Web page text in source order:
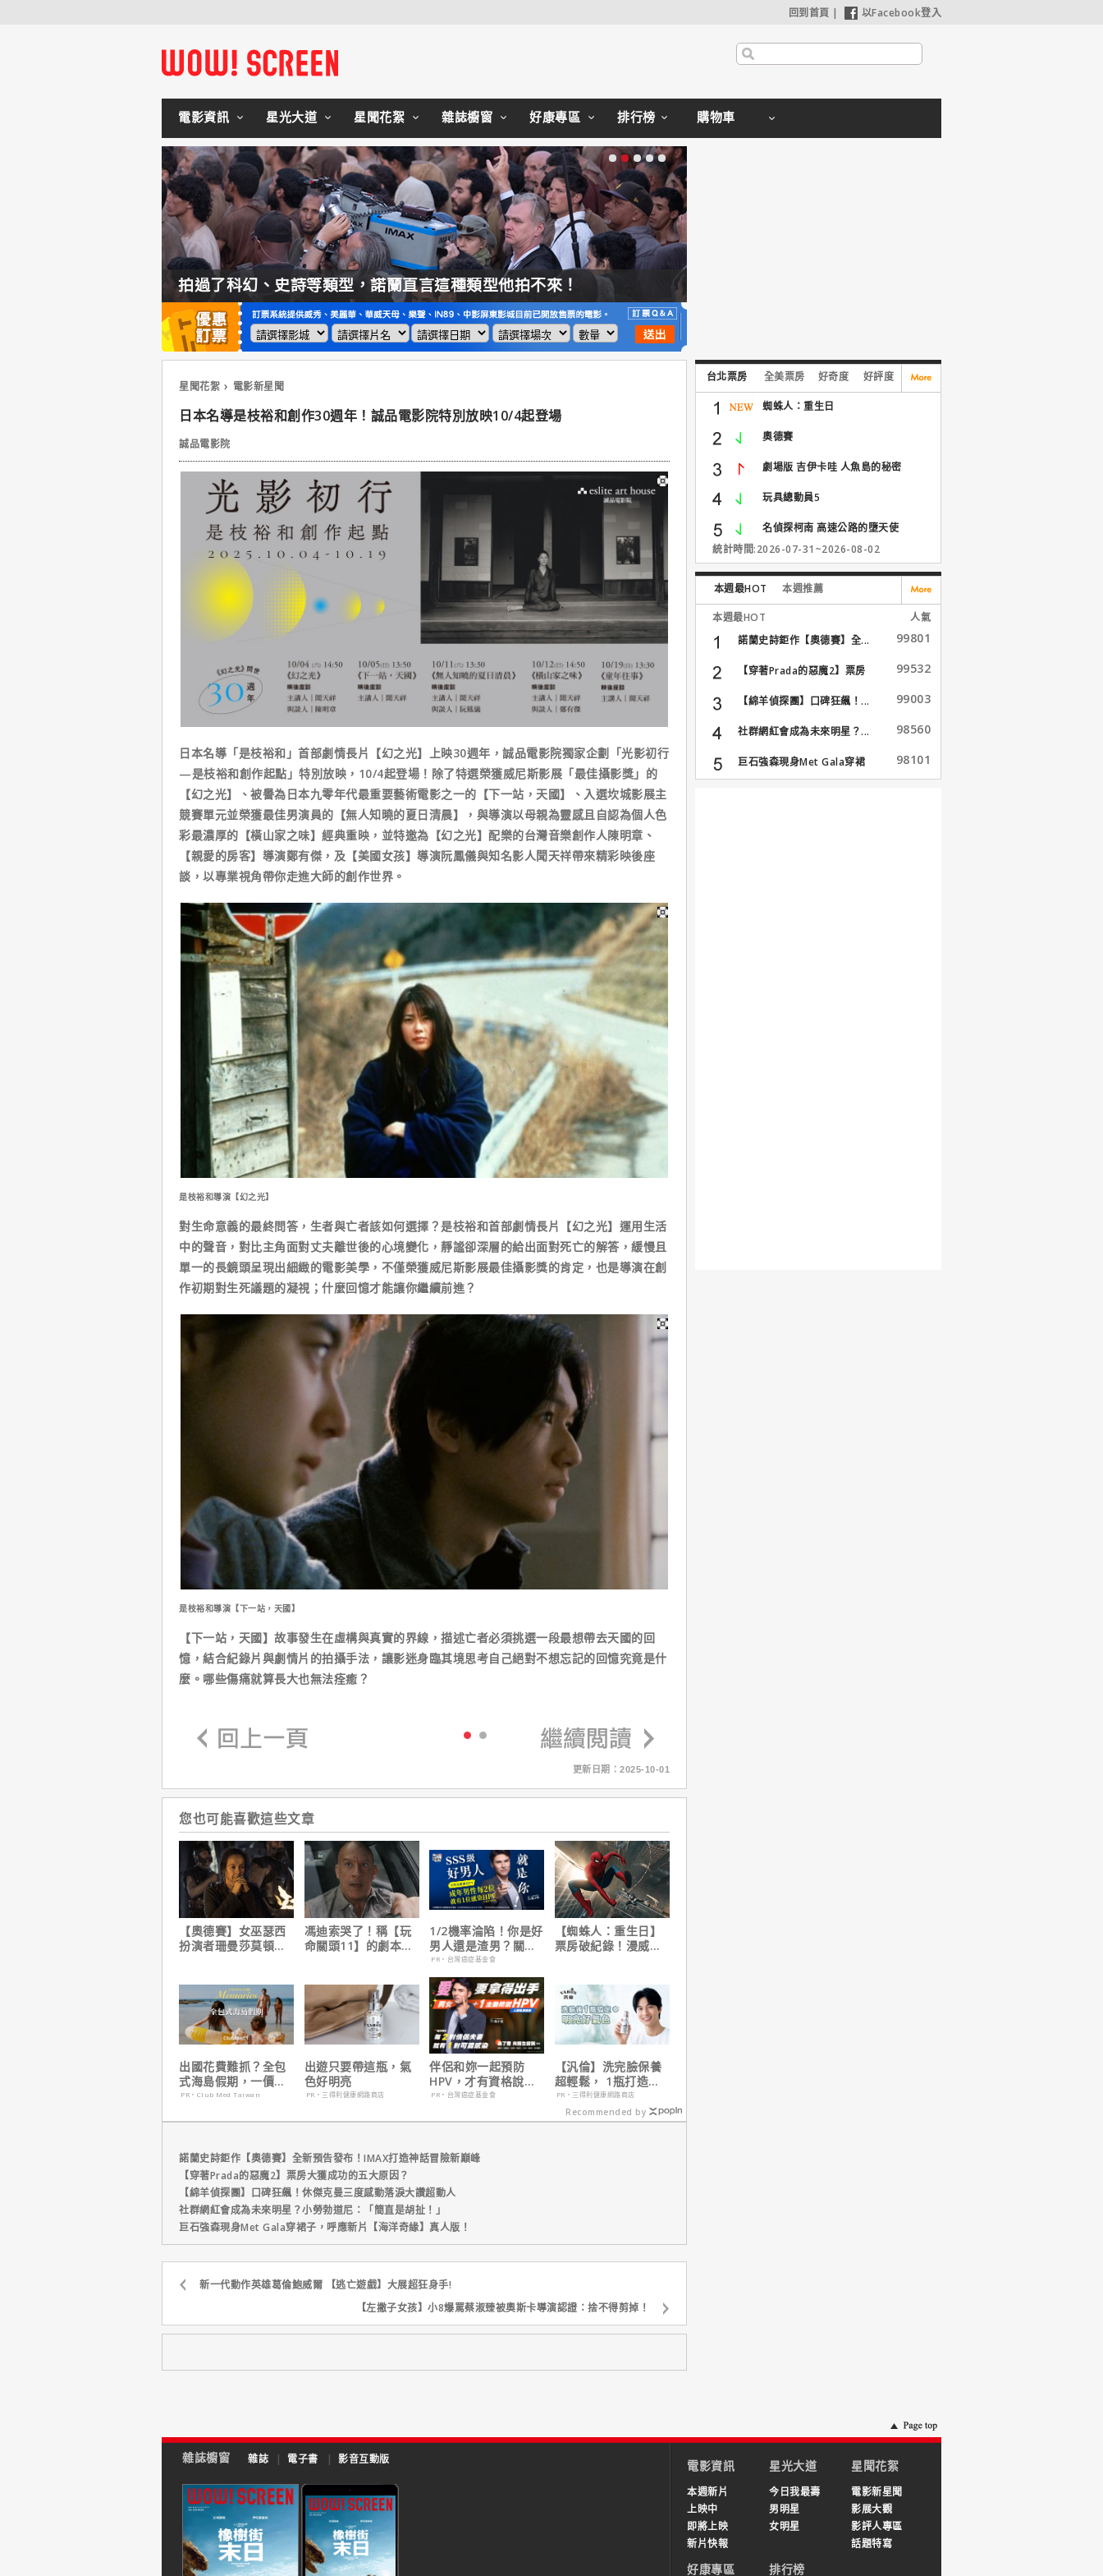
回到首頁 | 以Facebook登入
電影資訊 星光大道 星聞花絮 雜誌櫥窗 好康專區 排行榜 購物車
拍過了科幻、史詩等類型，諾蘭直言這種類型他拍不來！
星聞花絮 電影新星聞
日本名導是枝裕和創作30週年！誠品電影院特別放映10/4起登場
誠品電影院
日本名導「是枝裕和」首部劇情長片【幻之光】上映30週年，誠品電影院獨家企劃「光影初行
—是枝裕和創作起點」特別放映，10/4起登場！除了特選榮獲威尼斯影展「最佳攝影獎」的
【幻之光】、被譽為日本九零年代最重要藝術電影之一的【下一站，天國】、入選坎城影展主
競賽單元並榮獲最佳男演員的【無人知曉的夏日清晨】，與導演以母親為靈感且自認為個人色
彩最濃厚的【橫山家之味】經典重映，並特邀為【幻之光】配樂的台灣音樂創作人陳明章、
【親愛的房客】導演鄭有傑，及【美國女孩】導演阮鳳儀與知名影人聞天祥帶來精彩映後座
談，以專業視角帶你走進大師的創作世界。
是枝裕和導演【幻之光】
對生命意義的最終問答，生者與亡者該如何選擇？是枝裕和首部劇情長片【幻之光】運用生活
中的聲音，對比主角面對丈夫離世後的心境變化，靜謐卻深層的給出面對死亡的解答，緩慢且
單一的長鏡頭呈現出細緻的電影美學，不僅榮獲威尼斯影展最佳攝影獎的肯定，也是導演在創
作初期對生死議題的凝視；什麼回憶才能讓你繼續前進？
是枝裕和導演【下一站，天國】
【下一站，天國】故事發生在虛構與真實的界線，描述亡者必須挑選一段最想帶去天國的回
憶，結合紀錄片與劇情片的拍攝手法，讓影迷身臨其境思考自己絕對不想忘記的回憶究竟是什
麼。哪些傷痛就算長大也無法痊癒？
更新日期：2025-10-01
您也可能喜歡這些文章
【奧德賽】女巫瑟西
扮演者珊曼莎莫頓曝
馮迪索哭了！稱【玩
命關頭11】的劇本是
1/2機率淪陷！你是好
男人還是渣男？關鍵
在這
PR・台灣癌症基金會
【蜘蛛人：重生日】
票房破紀錄！漫威總
出國花費難抓？全包
式海島假期，一價搞
定食宿玩樂，省錢更
PR・Club Med Taiwan
出遊只要帶這瓶，氣
色好明亮
PR・三得利健康網路商店
伴侶和妳一起預防
HPV，才有資格說愛
妳！
PR・台灣癌症基金會
【汎倫】洗完臉保養
超輕鬆， 1瓶打造好
氣色
PR・三得利健康網路商店
Recommended by
諾蘭史詩鉅作【奧德賽】全新預告發布！IMAX打造神話冒險新巔峰
【穿著Prada的惡魔2】票房大獲成功的五大原因？
【綿羊偵探團】口碑狂飆！休傑克曼三度感動落淚大讚超動人
社群網紅會成為未來明星？小勞勃道尼：「簡直是胡扯！」
巨石強森現身Met Gala穿裙子，呼應新片【海洋奇緣】真人版！
新一代動作英雄葛倫鮑威爾 【逃亡遊戲】大展超狂身手!
【左撇子女孩】小8爆罵蔡淑臻被奧斯卡導演認證：捨不得剪掉！
台北票房 全美票房 好奇度 好評度
蜘蛛人：重生日
奧德賽
劇場版 吉伊卡哇 人魚島的秘密
玩具總動員5
名偵探柯南 高速公路的墮天使
統計時間:2026-07-31~2026-08-02
本週最HOT 本週推薦
本週最HOT
人氣
諾蘭史詩鉅作【奧德賽】全...
99801
【穿著Prada的惡魔2】票房
99532
【綿羊偵探團】口碑狂飆！... 99003
社群網紅會成為未來明星？... 98560
巨石強森現身Met Gala穿裙
子...
98101
雜誌櫥窗 雜誌 | 電子書 | 影音互動版 電影資訊
本週新片
上映中
即將上映
新片快報
星光大道
今日我最壽
男明星
女明星
星聞花絮
電影新星聞
影展大觀
影評人專區
話題特寫
好康專區 排行榜